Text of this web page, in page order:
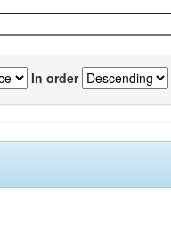
In order